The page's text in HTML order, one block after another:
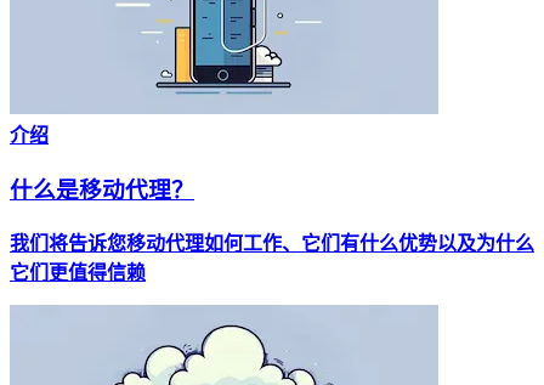
介绍
什么是移动代理？
我们将告诉您移动代理如何工作、它们有什么优势以及为什么
它们更值得信赖